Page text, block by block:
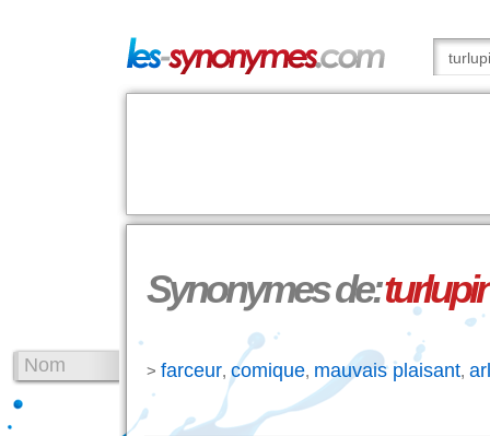
Synonymes de:
Nom > farceur, comique, mauvais plaisant,